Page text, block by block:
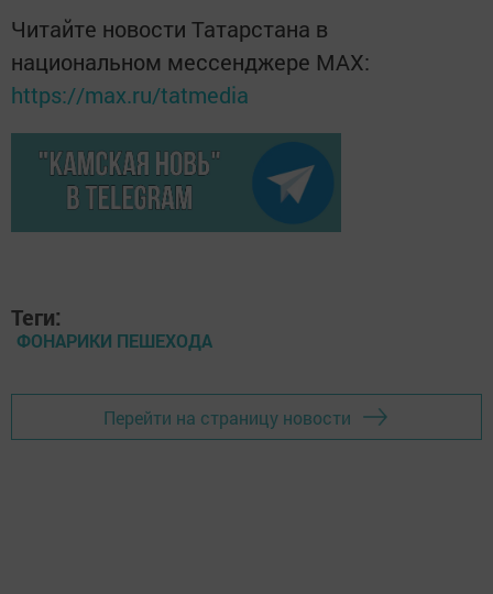
Читайте новости Татарстана в
национальном мессенджере MАХ:
https://max.ru/tatmedia
Теги:
ФОНАРИКИ ПЕШЕХОДА
Перейти на страницу новости